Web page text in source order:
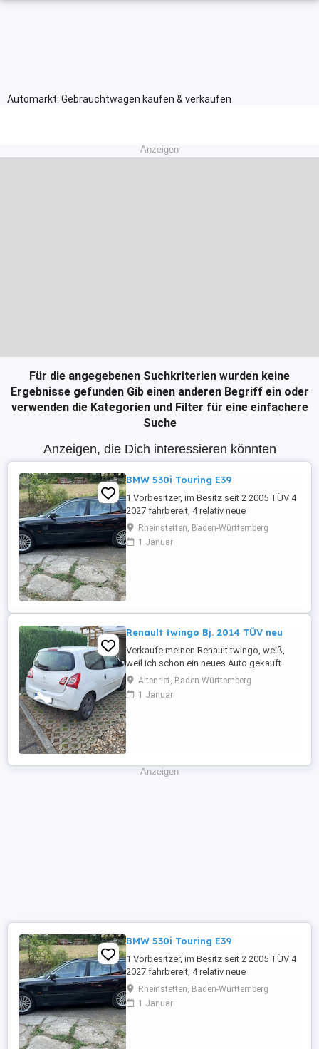
Automarkt: Gebrauchtwagen kaufen & verkaufen
Anzeigen
Für die angegebenen Suchkriterien wurden keine
Ergebnisse gefunden Gib einen anderen Begriff ein oder
verwenden die Kategorien und Filter für eine einfachere
Suche
Anzeigen, die Dich interessieren könnten
BMW 530i Touring E39
1 Vorbesitzer, im Besitz seit 2 2005 TÜV 4
2027 fahrbereit, 4 relativ neue
Sommerreifen, 4 relativ neue Winterreifen
mit Alufelgen, regelmäßige Inspektion,
Automatikgetriebe neu 2020 mit ca. 249
Rheinstetten, Baden-Württemberg
1 Januar
Renault twingo Bj. 2014 TÜV neu
Verkaufe meinen Renault twingo, weiß,
weil ich schon ein neues Auto gekauft
habe und es nicht mehr brauche. Er fährt
tadellos, sehr zuverlässiges Auto, bin sehr
zufrieden, möchte aber nicht zwei Autos
Altenriet, Baden-Württemberg
1 Januar
Anzeigen
BMW 530i Touring E39
1 Vorbesitzer, im Besitz seit 2 2005 TÜV 4
2027 fahrbereit, 4 relativ neue
Sommerreifen, 4 relativ neue Winterreifen
mit Alufelgen, regelmäßige Inspektion,
Automatikgetriebe neu 2020 mit ca. 249
Rheinstetten, Baden-Württemberg
1 Januar